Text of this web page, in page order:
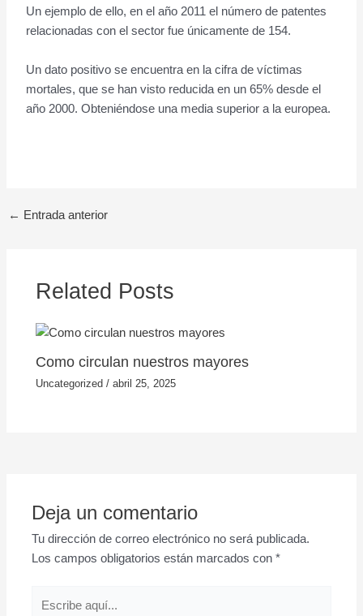
Un ejemplo de ello, en el año 2011 el número de patentes
relacionadas con el sector fue únicamente de 154.
Un dato positivo se encuentra en la cifra de víctimas
mortales, que se han visto reducida en un 65% desde el
año 2000. Obteniéndose una media superior a la europea.
← Entrada anterior
Related Posts
Como circulan nuestros mayores
Uncategorized /abril 25, 2025
Deja un comentario
Tu dirección de correo electrónico no será publicada.
Los campos obligatorios están marcados con*